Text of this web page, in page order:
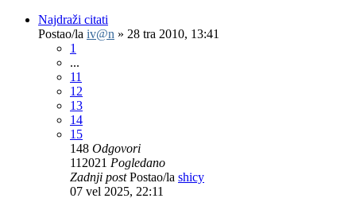
Najdraži citati
Postao/la iv@n » 28 tra 2010, 13:41
1
...
11
12
13
14
15
148 Odgovori
112021 Pogledano
Zadnji postPostao/la shicy
07 vel 2025, 22:11